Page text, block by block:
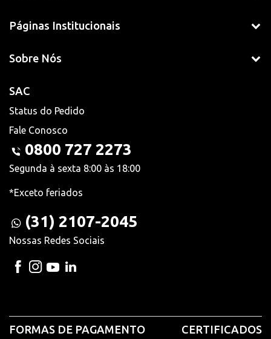
Páginas Institucionais
Sobre Nós
SAC
Status do Pedido
Fale Conosco
0800 727 2273
Segunda à sexta 8:00 às 18:00
*Exceto feriados
(31) 2107-2045
Nossas Redes Sociais
FORMAS DE PAGAMENTO CERTIFICADOS